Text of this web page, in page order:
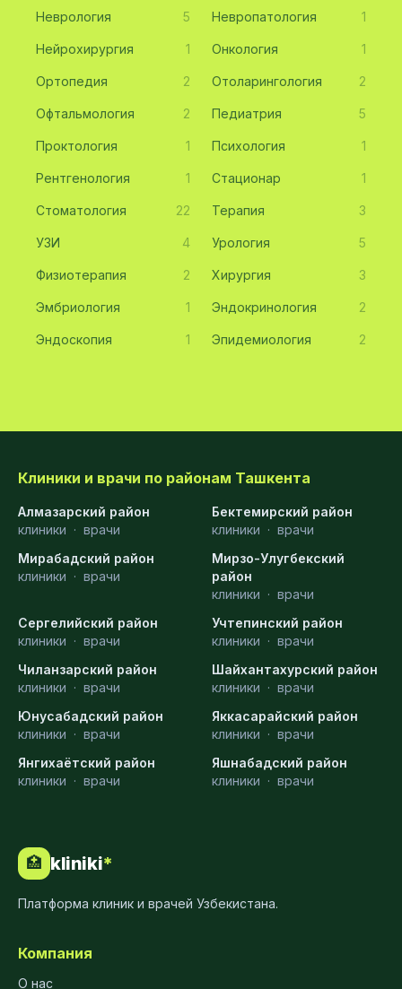
Неврология 5 Невропатология 1
Нейрохирургия 1 Онкология 1
Ортопедия 2 Отоларингология 2
Офтальмология 2 Педиатрия 5
Проктология 1 Психология 1
Рентгенология 1 Стационар 1
Стоматология 22 Терапия 3
УЗИ 4 Урология 5
Физиотерапия 2 Хирургия 3
Эмбриология 1 Эндокринология 2
Эндоскопия 1 Эпидемиология 2
Клиники и врачи по районам Ташкента
Алмазарский район
клиники · врачи
Бектемирский район
клиники · врачи
Мирабадский район
клиники · врачи
Мирзо-Улугбекский
район
клиники · врачи
Сергелийский район
клиники · врачи
Учтепинский район
клиники · врачи
Чиланзарский район
клиники · врачи
Шайхантахурский район
клиники · врачи
Юнусабадский район
клиники · врачи
Яккасарайский район
клиники · врачи
Янгихаётский район
клиники · врачи
Яшнабадский район
клиники · врачи
🏥 kliniki*
Платформа клиник и врачей Узбекистана.
Компания
О нас